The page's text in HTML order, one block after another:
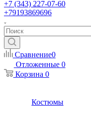
+7 (343) 227-07-60
+79193869696
Сравнение0
Отложенные 0
Корзина 0
Костюмы